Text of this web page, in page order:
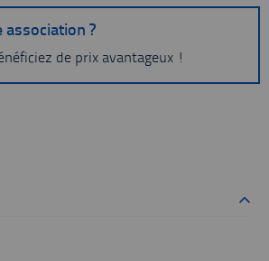
association ?
de prix avantageux !